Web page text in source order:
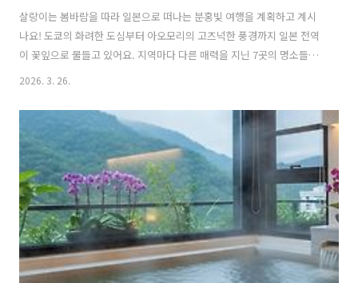
살랑이는 봄바람을 따라 일본으로 떠나는 분홍빛 여행을 계획하고 계시
나요! 도쿄의 화려한 도심부터 아오모리의 고즈넉한 풍경까지 일본 전역
이 꽃잎으로 물들고 있어요. 지역마다 다른 매력을 지닌 7곳의 명소들을
미리 확인하면 인생 사진을 남기기에 정말 좋아요. 설레는 마음을 안고
도쿄의 낭만을 더해주는 나카메구로와 치도리가후치 산책로후쿠오카 성
터와 마이즈루 공원에서 즐기는 규슈의 봄 풍경나고야 쓰루마 공원에서
만나는 화려한 벚꽃 축제의 현장가고시마 센간엔의 정원과 웅장한 화산
배경의 조화교토 마루야마 공원의 야경 벚꽃과 고풍스러운 사찰 분위기
오사카성 공원의 천수각과 어우러진 눈부신 벚꽃 물결아오모리 히로사
키 공원의 벚꽃 터널과 늦봄의 향연..
2026. 3. 26.